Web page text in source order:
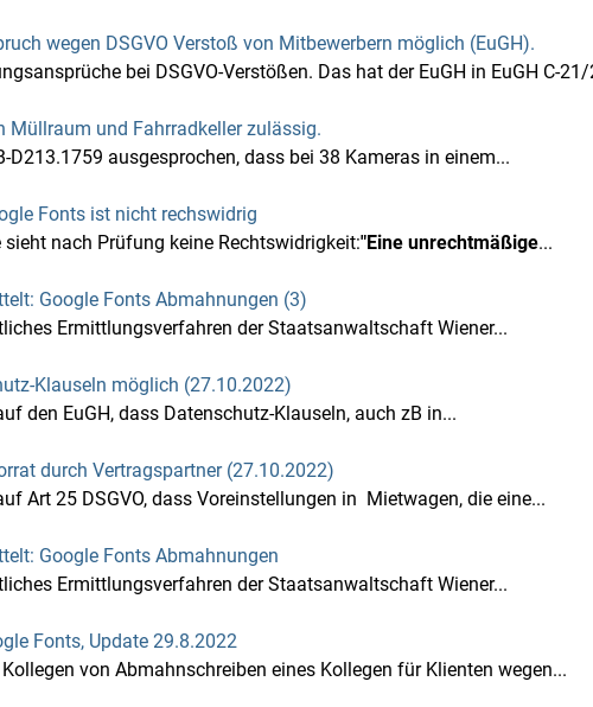
wegen DSGVO Verstoß von Mitbewerbern möglich (EuGH).
bei DSGVO-Verstößen. Das hat der EuGH in EuGH C‑21/
Müllraum und Fahrradkeller zulässig.
D213.1759 ausgesprochen, dass bei 38 Kameras in einem...
Fonts ist nicht rechswidrig
nach Prüfung keine Rechtswidrigkeit:"Eine unrechtmäßige...
Google Fonts Abmahnungen (3)
Ermittlungsverfahren der Staatsanwaltschaft Wiener...
Klauseln möglich (27.10.2022)
den EuGH, dass Datenschutz-Klauseln, auch zB in...
durch Vertragspartner (27.10.2022)
Art 25 DSGVO, dass Voreinstellungen in Mietwagen, die eine...
Google Fonts Abmahnungen
Ermittlungsverfahren der Staatsanwaltschaft Wiener...
Fonts, Update 29.8.2022
von Abmahnschreiben eines Kollegen für Klienten wegen...